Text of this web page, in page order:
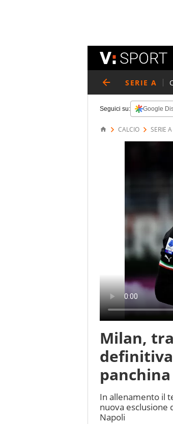
SERIE A
Seguici su: Google
CALCIO SERIE A
Milan,
In allenamento il
nuova esclusione
Napoli